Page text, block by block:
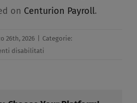
on Centurion Payroll.
26th, 2026
Categorie:
disabilitati
di